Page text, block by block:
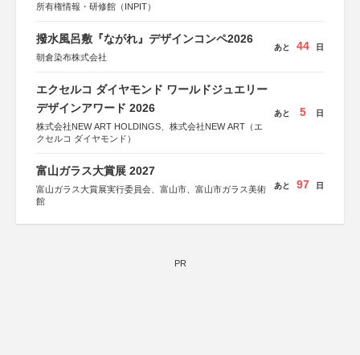
所有権情報・研修館（INPIT）
撥水風呂敷『ながれ』デザインコンペ2026
朝倉染布株式会社
あと 44 日
エクセルコ ダイヤモンド ワールドジュエリー
デザインアワード 2026
株式会社NEW ART HOLDINGS、株式会社NEW ART（エ
クセルコ ダイヤモンド）
あと 5 日
富山ガラス大賞展 2027
富山ガラス大賞展実行委員会、富山市、富山市ガラス美術
館
あと 97 日
PR